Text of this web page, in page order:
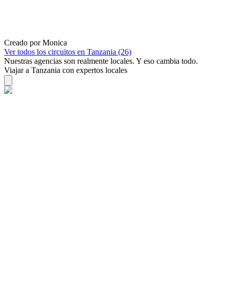
Creado por Monica
Ver todos los circuitos en Tanzania (26)
Nuestras agencias son realmente locales. Y eso cambia todo.
Viajar a Tanzania con expertos locales